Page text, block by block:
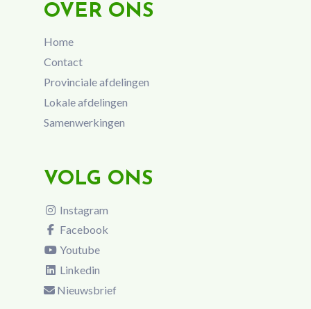
OVER ONS
Home
Contact
Provinciale afdelingen
Lokale afdelingen
Samenwerkingen
VOLG ONS
Instagram
Facebook
Youtube
Linkedin
Nieuwsbrief